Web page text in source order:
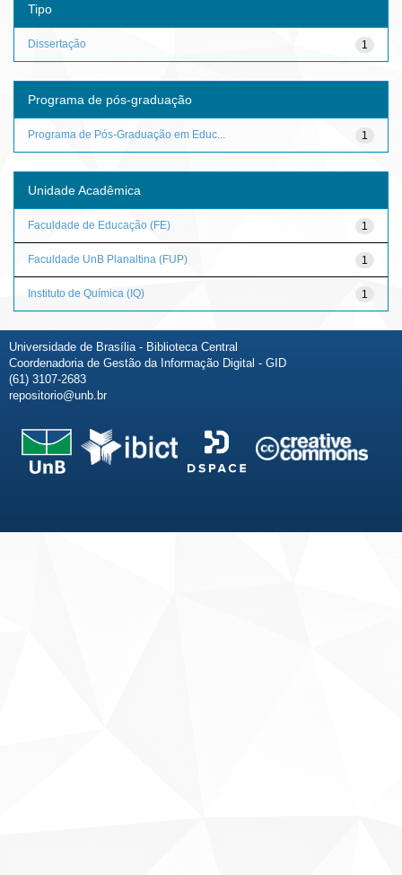
Tipo
1
Dissertação
Programa de pós-graduação
1
Programa de Pós-Graduação em Educ...
Unidade Acadêmica
1
Faculdade de Educação (FE)
1
Faculdade UnB Planaltina (FUP)
1
Instituto de Química (IQ)
Universidade de Brasília - Biblioteca Central
Coordenadoria de Gestão da Informação Digital - GID
(61) 3107-2683
repositorio@unb.br